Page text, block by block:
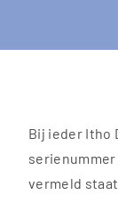
Toggle Dropdown
Bij ieder Itho
vermeld staat.